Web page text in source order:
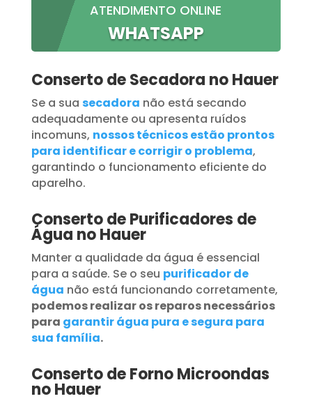
ATENDIMENTO ONLINE
WHATSAPP
Conserto de Secadora no Hauer
Se a sua secadora não está secando
adequadamente ou apresenta ruídos
incomuns, nossos técnicos estão prontos
para identificar e corrigir o problema,
garantindo o funcionamento eficiente do
aparelho.
Conserto de Purificadores de
Água no Hauer
Manter a qualidade da água é essencial
para a saúde. Se o seu purificador de
água não está funcionando corretamente,
podemos realizar os reparos necessários
para garantir água pura e segura para
sua família.
Conserto de Forno Microondas
no Hauer